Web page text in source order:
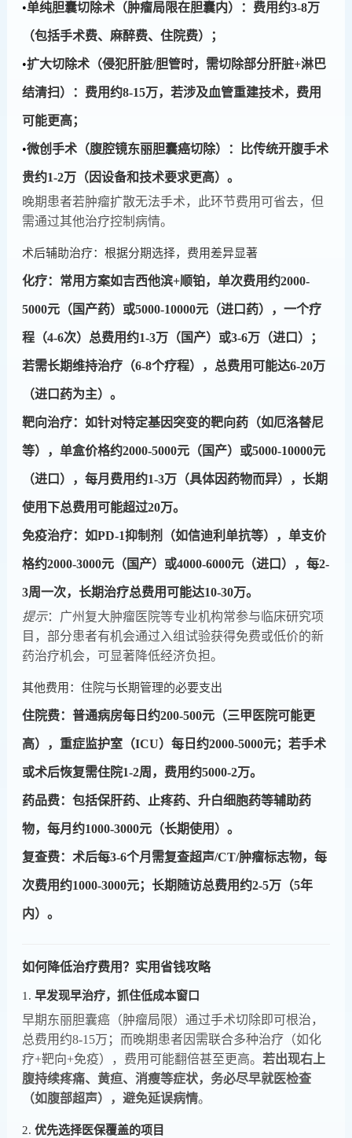
•​​单纯胆囊切除术​​（肿瘤局限在胆囊内）：费用约3-8万
（包括手术费、麻醉费、住院费）；
•​​扩大切除术​​（侵犯肝脏/胆管时，需切除部分肝脏+淋巴
结清扫）：费用约8-15万，若涉及血管重建技术，费用
可能更高；
•​​微创手术（腹腔镜东丽胆囊癌切除）​​：比传统开腹手术
贵约1-2万（因设备和技术要求更高）。
晚期患者若肿瘤扩散无法手术，此环节费用可省去，但
需通过其他治疗控制病情。
术后辅助治疗：根据分期选择，费用差异显著
​​化疗​​：常用方案如吉西他滨+顺铂，单次费用约2000-
5000元（国产药）或5000-10000元（进口药），一个疗
程（4-6次）总费用约1-3万（国产）或3-6万（进口）；
若需长期维持治疗（6-8个疗程），总费用可能达6-20万
（进口药为主）。
​​靶向治疗​​：如针对特定基因突变的靶向药（如厄洛替尼
等），单盒价格约2000-5000元（国产）或5000-10000元
（进口），每月费用约1-3万（具体因药物而异），长期
使用下总费用可能超过20万。
​​免疫治疗​​：如PD-1抑制剂（如信迪利单抗等），单支价
格约2000-3000元（国产）或4000-6000元（进口），每2-
3周一次，长期治疗总费用可能达10-30万。
提示：广州复大肿瘤医院等专业机构常参与临床研究项
目，部分患者有机会通过入组试验获得免费或低价的新
药治疗机会，可显著降低经济负担。
其他费用：住院与长期管理的必要支出
​​住院费​​：普通病房每日约200-500元（三甲医院可能更
高），重症监护室（ICU）每日约2000-5000元；若手术
或术后恢复需住院1-2周，费用约5000-2万。
​​药品费​​：包括保肝药、止疼药、升白细胞药等辅助药
物，每月约1000-3000元（长期使用）。
​​复查费​​：术后每3-6个月需复查超声/CT/肿瘤标志物，每
次费用约1000-3000元；长期随访总费用约2-5万（5年
内）。
如何降低治疗费用？实用省钱攻略
1. ​​早发现早治疗，抓住低成本窗口​
早期东丽胆囊癌（肿瘤局限）通过手术切除即可根治，
总费用约8-15万；而晚期患者因需联合多种治疗（如化
疗+靶向+免疫），费用可能翻倍甚至更高。​​若出现右上
腹持续疼痛、黄疸、消瘦等症状，务必尽早就医检查
（如腹部超声），避免延误病情​​。
2. ​​优先选择医保覆盖的项目​